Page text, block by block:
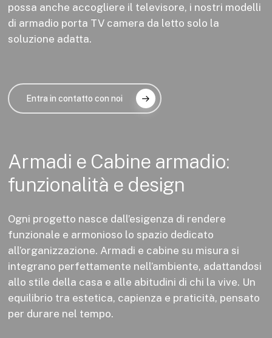
possa anche accogliere il televisore, i nostri modelli
di armadio porta TV camera da letto solo la
soluzione adatta.
Entra in contatto con noi
Armadi e Cabine armadio:
funzionalità e design
Ogni progetto nasce dall’esigenza di rendere
funzionale e armonioso lo spazio dedicato
all’organizzazione. Armadi e cabine su misura si
integrano perfettamente nell’ambiente, adattandosi
allo stile della casa e alle abitudini di chi la vive. Un
equilibrio tra estetica, capienza e praticità, pensato
per durare nel tempo.